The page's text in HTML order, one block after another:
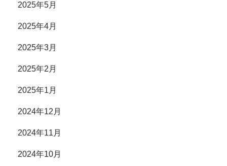
2025年5月
2025年4月
2025年3月
2025年2月
2025年1月
2024年12月
2024年11月
2024年10月